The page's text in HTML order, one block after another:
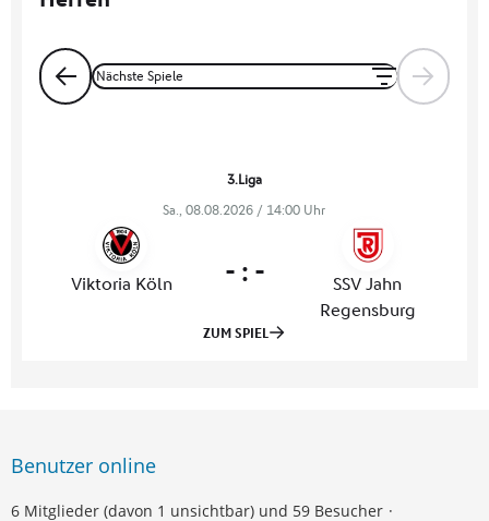
Benutzer online
6 Mitglieder (davon 1 unsichtbar) und 59 Besucher